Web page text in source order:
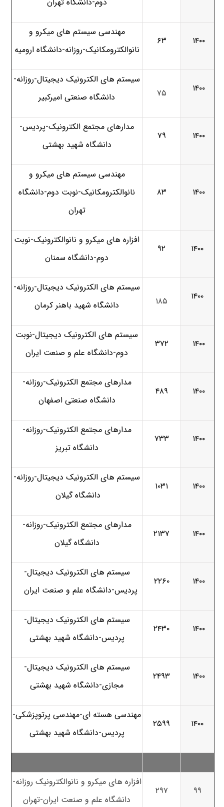
۱۴۰۰ ۶۳
مهندسی سیستم های میکرو و
نانوالکترومکانیک-روزانه-دانشگاه ارومیه
۱۴۰۰ ۷۵
سیستم های الکترونیک دیجیتال-روزانه-
دانشگاه صنعتی امیرکبیر
۱۴۰۰ ۷۹
مدارهای مجتمع الکترونیک-پردیس-
دانشگاه شهید بهشتی
۱۴۰۰ ۸۳
مهندسی سیستم های میکرو و
نانوالکترومکانیک-نوبت دوم-دانشگاه
تهران
۱۴۰۰ ۹۲
افزاره های میکرو و نانوالکترونیک-نوبت
دوم-دانشگاه سمنان
۱۴۰۰ ۱۸۵
سیستم های الکترونیک دیجیتال-روزانه-
دانشگاه شهید باهنر کرمان
۱۴۰۰ ۳۷۲
سیستم های الکترونیک دیجیتال-نوبت
دوم-دانشگاه علم و صنعت ایران
۱۴۰۰ ۴۸۹
مدارهای مجتمع الکترونیک-روزانه-
دانشگاه صنعتی اصفهان
۱۴۰۰ ۷۳۳
مدارهای مجتمع الکترونیک-روزانه-
دانشگاه تبریز
۱۴۰۰ ۱۰۳۱
سیستم های الکترونیک دیجیتال-روزانه-
دانشگاه گیلان
۱۴۰۰ ۲۱۳۷
مدارهای مجتمع الکترونیک-روزانه-
دانشگاه گیلان
۱۴۰۰ ۲۲۶۰
سیستم های الکترونیک دیجیتال-
پردیس-دانشگاه علم و صنعت ایران
۱۴۰۰ ۲۴۳۰
سیستم های الکترونیک دیجیتال-
پردیس-دانشگاه شهید بهشتی
۱۴۰۰ ۲۴۹۳
سیستم های الکترونیک دیجیتال-
مجازی-دانشگاه شهید بهشتی
۱۴۰۰ ۲۵۹۹
مهندسی هسته ای-مهندسی پرتوپزشکی-
پردیس-دانشگاه شهید بهشتی
۹۹ ۲۹۷
افزاره های میکرو و نانوالکترونیک روزانه-
دانشگاه علم و صنعت ایران-تهران